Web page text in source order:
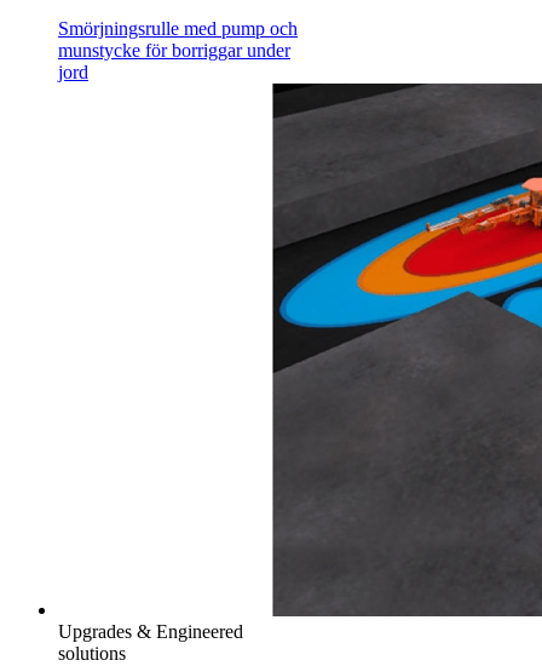
Smörjningsrulle med pump och
munstycke för borriggar under
jord
Upgrades & Engineered
solutions